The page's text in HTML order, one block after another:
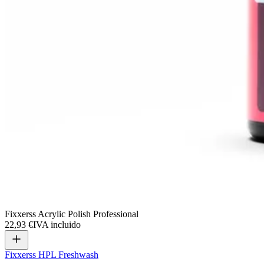
Fixxerss Acrylic Polish Professional
22,93 €IVA incluido
Fixxerss HPL Freshwash